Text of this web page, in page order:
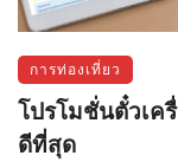
การท่องเที่ยว
โปรโมชั่นตั๋วเค
ดีที่สุด